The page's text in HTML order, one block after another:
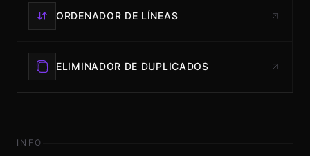
ORDENADOR DE LÍNEAS
ELIMINADOR DE DUPLICADOS
INFO